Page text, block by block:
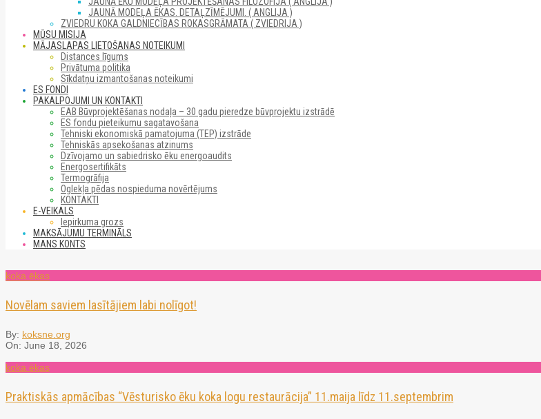
JAUNĀ MODEĻA ĒKAS. DETAĻZĪMĒJUMI. ( ANGLIJA )
ZVIEDRU KOKA GALDNIECĪBAS ROKASGRĀMATA ( ZVIEDRIJA )
MŪSU MISIJA
MĀJASLAPAS LIETOŠANAS NOTEIKUMI
Distances līgums
Privātuma politika
Sīkdatņu izmantošanas noteikumi
ES FONDI
PAKALPOJUMI UN KONTAKTI
EAB Būvprojektēšanas nodaļa – 30 gadu pieredze būvprojektu izstrādē
ES fondu pieteikumu sagatavošana
Tehniski ekonomiskā pamatojuma (TEP) izstrāde
Tehniskās apsekošanas atzinums
Dzīvojamo un sabiedrisko ēku energoaudits
Energosertifikāts
Termogrāfija
Oglekļa pēdas nospieduma novērtējums
KONTAKTI
E-VEIKALS
Iepirkuma grozs
MAKSĀJUMU TERMINĀLS
MANS KONTS
koka ēkas
Novēlam saviem lasītājiem labi nolīgot!
By: koksne.org
On: June 18, 2026
koka ēkas
Praktiskās apmācības “Vēsturisko ēku koka logu restaurācija” 11.maija līdz 11.septembrim